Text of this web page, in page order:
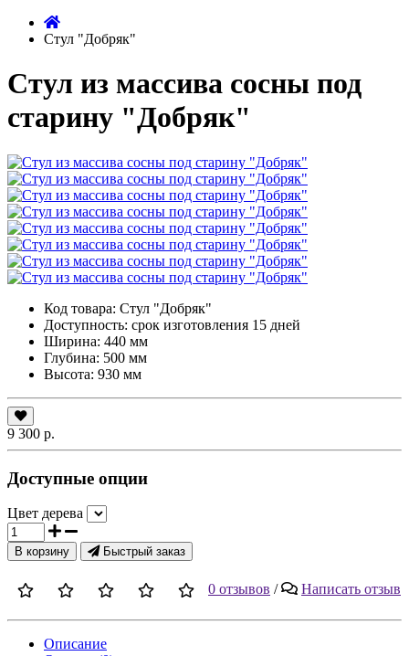
Стул "Добряк"
Стул из массива сосны под
старину "Добряк"
Код товара: Стул "Добряк"
Доступность: срок изготовления 15 дней
Ширина: 440 мм
Глубина: 500 мм
Высота: 930 мм
9 300 р.
Доступные опции
Цвет дерева
В корзину Быстрый заказ
0 отзывов / Написать отзыв
Описание